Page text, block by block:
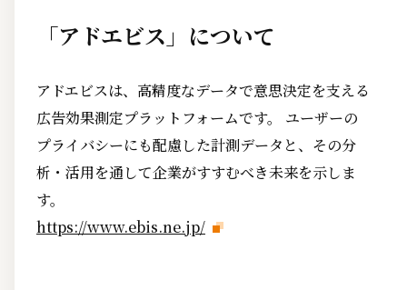
「アドエビス」について
アドエビスは、高精度なデータで意思決定を支える
広告効果測定プラットフォームです。 ユーザーの
プライバシーにも配慮した計測データと、その分
析・活用を通して企業がすすむべき未来を示しま
す。
https://www.ebis.ne.jp/